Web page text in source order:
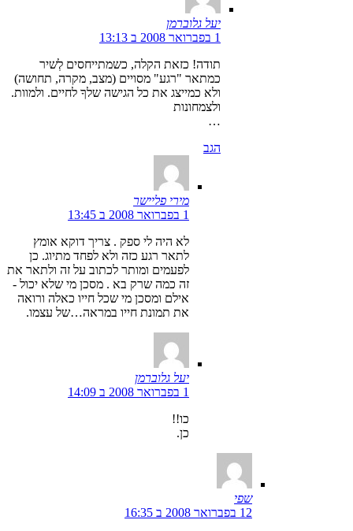
יעל גלוברמן
1 בפברואר 2008 ב 13:13
תודה! כזאת הקלה, כשמתייחסים לְשיר
כמתאר "רגע" מסויים (מצב, מקרה, תחושה)
ולא כמייצג את כל הגישה שלךָ לחיים. ולמוות.
ולצמחונות
…
הגב
מירי פליישר
1 בפברואר 2008 ב 13:45
לא היה לי ספק . צריך דוקא אומץ
לתאר רגע כזה ולא לפחד מתיוג. כן
לפעמים ומותר לכתוב על זה ולתאר את
זה כמה שרק בא . מסכן מי שלא יכול -
אילם ומסכן מי שכל חייו כאלה ורואה
את תמונת חייו במראה…של עצמו.
יעל גלוברמן
1 בפברואר 2008 ב 14:09
כו!!
כן.
שפי
12 בפברואר 2008 ב 16:35